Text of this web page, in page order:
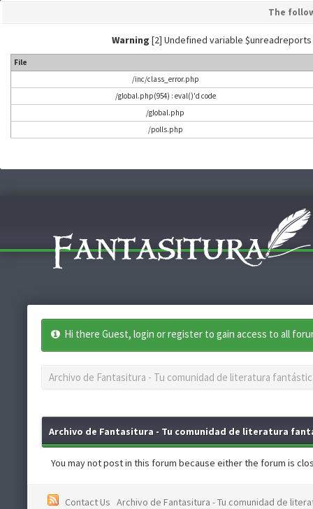
The
Warning [2] Undefined variable $unreadreports
File
/inc/class_error.php
/global.php(954) : eval()'d code
/global.php
/polls.php
Hi there Guest, login or register to gain access to all
Archivo de Fantasitura - Tu comunidad de literatura
Archivo de Fantasitura - Tu comunidad de literatura
You may not post in this forum because either the forum is
Contact Us Archivo de Fantasitura - Tu comunidad de